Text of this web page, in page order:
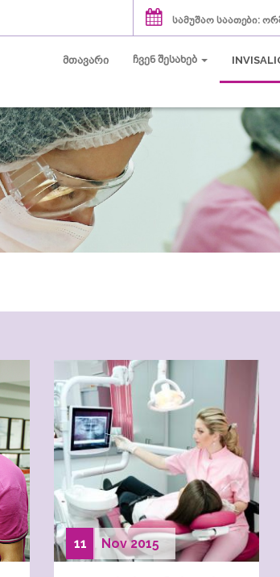
სამუშაო საათები:
მთავარი(current)ჩვენ შესახებ (current)
11 Nov 2015